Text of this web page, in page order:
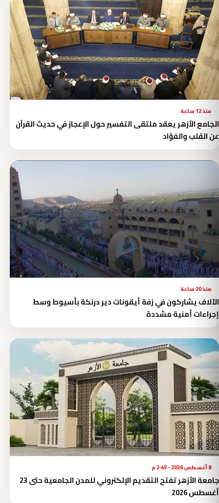
منذ 12 ساعة
الجامع الأزهر يعقد ملتقى التفسير حول الإعجاز في حديث القرآن
عن القلب والفؤاد
منذ 20 ساعة
الآلاف يشاركون في زفة أيقونات دير درنكة بأسيوط وسط
إجراءات أمنية مشددة
8 أغسطس 2026 - 2:45 م
جامعة الأزهر تفتح التقديم الإلكتروني للمدن الجامعية حتى 23
أغسطس 2026